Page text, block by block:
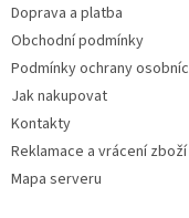
Doprava a platba
Obchodní podmínky
Podmínky ochrany
Jak nakupovat
Kontakty
Reklamace a vrácení zboží
Mapa serveru